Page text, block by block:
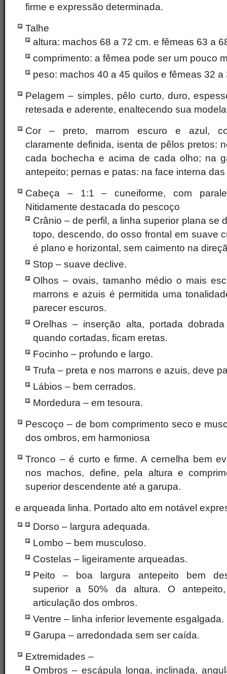
firme e expressão determinada.
Talhe
altura: machos 68 a 72 cm. e fêmeas 63 a
comprimento: a fêmea pode ser um pouco
peso: machos 40 a 45 quilos e fêmeas 32 a
Pelagem – simples, pêlo curto, duro,
retesada e aderente, enaltecendo sua
Cor – preto, marrom escuro e azul,
claramente definida, isenta de pêlos pretos:
cada bochecha e acima de cada olho; na
antepeito; pernas e patas: na face interna
Cabeça – 1:1 – cuneiforme, com
Nitidamente destacada do pescoço
Crânio – de perfil, a linha superior plana se
topo, descendo, do osso frontal em suave
é plano e horizontal, sem caimento na
Stop – suave declive.
Olhos – ovais, tamanho médio o mais
marrons e azuis é permitida uma
parecer escuros.
Orelhas – inserção alta, portada
quando cortadas, ficam eretas.
Focinho – profundo e largo.
Trufa – preta e nos marrons e azuis, deve
Lábios – bem cerrados.
Mordedura – em tesoura.
Pescoço – de bom comprimento seco e
dos ombros, em harmoniosa
Tronco – é curto e firme. A cernelha bem
nos machos, define, pela altura e
superior descendente até a garupa.
e arqueada linha. Portado alto em notável
Dorso – largura adequada.
Lombo – bem musculoso.
Costelas – ligeiramente arqueadas.
Peito – boa largura antepeito bem
superior a 50% da altura. O
articulação dos ombros.
Ventre – linha inferior levemente esgalgada.
Garupa – arredondada sem ser caída.
Extremidades –
Ombros – escápula longa, inclinada,